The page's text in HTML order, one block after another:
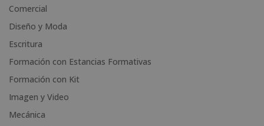
i
e
:
Comercial
Diseño y Moda
Escritura
Formación con Estancias Formativas
Formación con Kit
Imagen y Video
Mecánica